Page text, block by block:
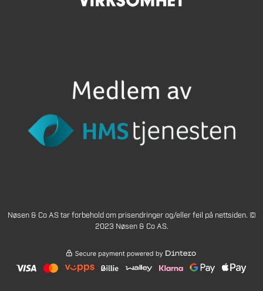
Nøsen & Co AS tar forbehold om prisendringer og/eller feil på nettsiden. ©
2023 Nøsen & Co AS.